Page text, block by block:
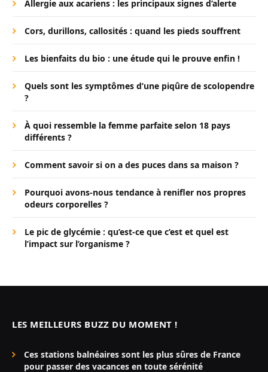
Allergie aux acariens : les principaux signes d’alerte
Cors, durillons, callosités : quand les pieds souffrent
Les bienfaits du bio : une étude qui le prouve enfin !
Quels sont les symptômes d’une piqûre de scolopendre
?
À quoi ressemble la femme parfaite selon 18 pays
différents ?
Comment savoir si on a des puces dans sa maison ?
Pourquoi avons-nous tendance à renifler nos propres
odeurs corporelles ?
Le pic de glycémie : qu’est-ce que c’est et quel est
l’impact sur l’organisme ?
LES MEILLEURS BUZZ DU MOMENT !
Ces stations balnéaires sont les plus sûres de France
pour passer des vacances en toute sérénité